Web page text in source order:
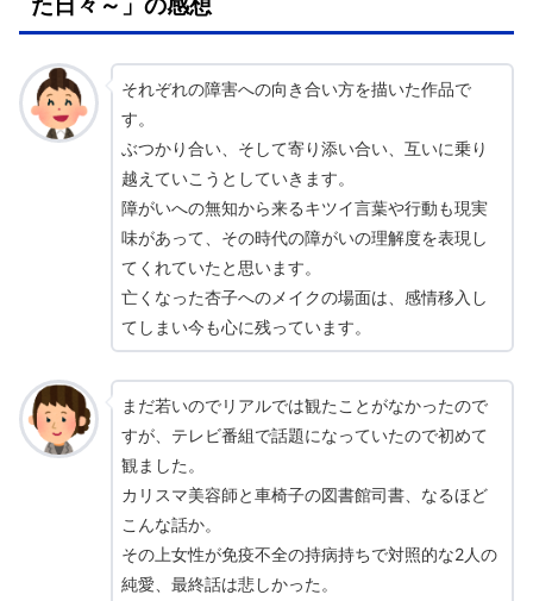
それぞれの障害への向き合い方を描いた作品で
す。
ぶつかり合い、そして寄り添い合い、互いに乗り
越えていこうとしていきます。
障がいへの無知から来るキツイ言葉や行動も現実
味があって、その時代の障がいの理解度を表現し
てくれていたと思います。
亡くなった杏子へのメイクの場面は、感情移入し
てしまい今も心に残っています。
まだ若いのでリアルでは観たことがなかったので
すが、テレビ番組で話題になっていたので初めて
観ました。
カリスマ美容師と車椅子の図書館司書、なるほど
こんな話か。
その上女性が免疫不全の持病持ちで対照的な2人の
純愛、最終話は悲しかった。